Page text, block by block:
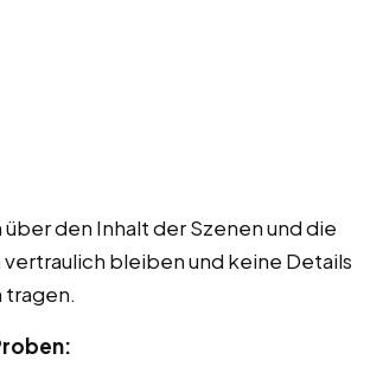
über den Inhalt der Szenen und die
bleiben und keine Details
tragen.